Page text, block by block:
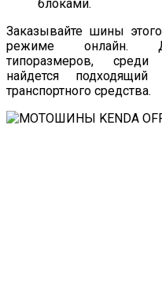
блоками.
Заказывайте шины
режиме онлайн.
типоразмеров, среди
найдется
транспортного средства.